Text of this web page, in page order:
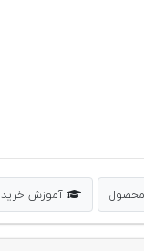
محصول آموزش خرید